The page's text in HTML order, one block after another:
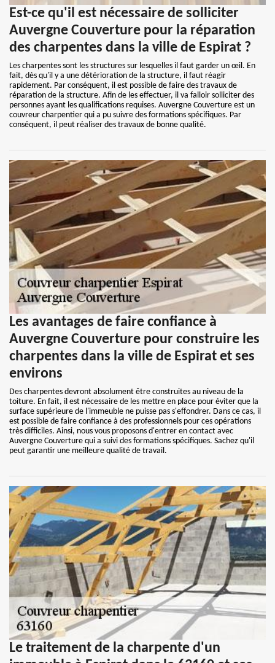
Est-ce qu'il est nécessaire de solliciter
Auvergne Couverture pour la réparation
des charpentes dans la ville de Espirat ?
Les charpentes sont les structures sur lesquelles il faut garder un œil. En
fait, dès qu'il y a une détérioration de la structure, il faut réagir
rapidement. Par conséquent, il est possible de faire des travaux de
réparation de la structure. Afin de les effectuer, il va falloir solliciter des
personnes ayant les qualifications requises. Auvergne Couverture est un
couvreur charpentier qui a pu suivre des formations spécifiques. Par
conséquent, il peut réaliser des travaux de bonne qualité.
Les avantages de faire confiance à
Auvergne Couverture pour construire les
charpentes dans la ville de Espirat et ses
environs
Des charpentes devront absolument être construites au niveau de la
toiture. En fait, il est nécessaire de les mettre en place pour éviter que la
surface supérieure de l'immeuble ne puisse pas s'effondrer. Dans ce cas, il
est possible de faire confiance à des professionnels pour ces opérations
très difficiles. Ainsi, nous vous proposons d'entrer en contact avec
Auvergne Couverture qui a suivi des formations spécifiques. Sachez qu'il
peut garantir une meilleure qualité de travail.
Le traitement de la charpente d'un